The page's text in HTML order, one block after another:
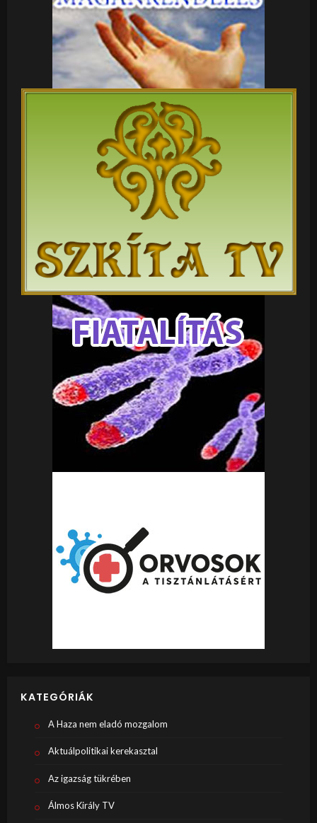
KATEGÓRIÁK
A Haza nem eladó mozgalom
Aktuálpolitikai kerekasztal
Az igazság tükrében
Álmos Király TV